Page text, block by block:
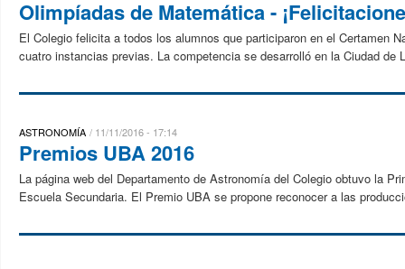
Olimpíadas de Matemática -
El Colegio felicita a todos los alumnos que participaron en el Certamen
cuatro instancias previas. La competencia se desarrolló en la Ciudad de
ASTRONOMÍA 11/11/2016 - 17:14
Premios UBA 2016
La página web del Departamento de Astronomía del Colegio obtuvo la
Escuela Secundaria. El Premio UBA se propone reconocer a las